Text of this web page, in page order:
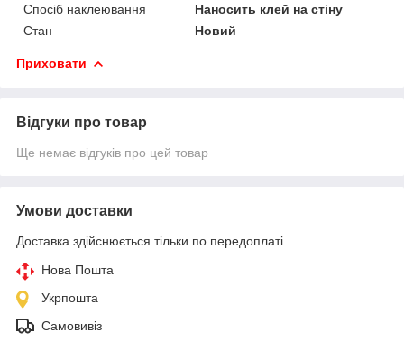
Спосіб наклеювання
Наносить клей на стіну
Стан
Новий
Приховати
Відгуки про товар
Ще немає відгуків про цей товар
Умови доставки
Доставка здійснюється тільки по передоплаті.
Нова Пошта
Укрпошта
Самовивіз